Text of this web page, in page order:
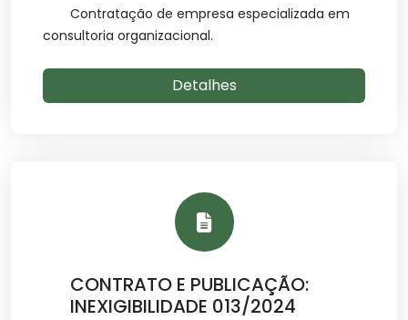
Contratação de empresa especializada em
consultoria organizacional.
Detalhes
CONTRATO E PUBLICAÇÃO:
INEXIGIBILIDADE 013/2024